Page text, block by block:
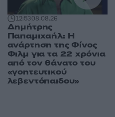
12:5308.08.26
Δημήτρης
Παπαμιχαήλ: Η
ανάρτηση της Φίνος
Φιλμ για τα 22 χρόνια
από τον θάνατο του
«γοητευτικού
λεβεντόπαιδου»